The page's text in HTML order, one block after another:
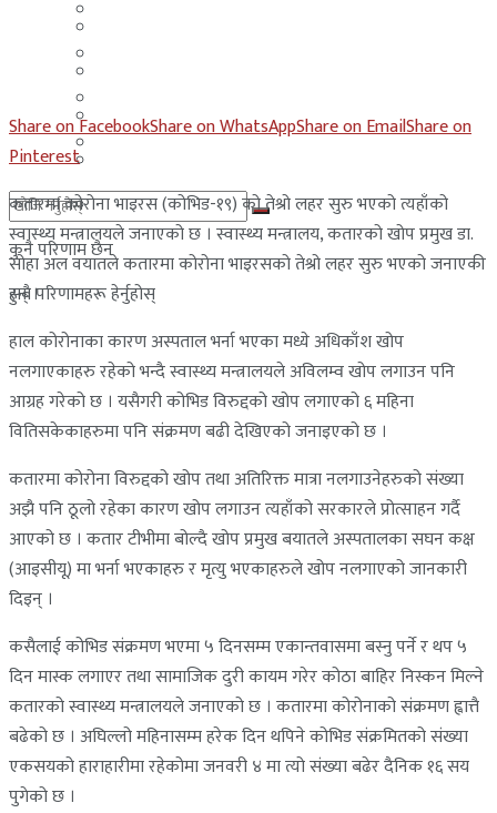
साउदी अरब
कुनै परिणाम छैन
सबै परिणामहरू हेर्नुहोस्
युएई
साउदी अरब
Share on FacebookShare on WhatsAppShare on EmailShare on
Pinterest
कतारमा कोरोना भाइरस (कोभिड-१९) को तेश्रो लहर सुरु भएको त्यहाँको
स्वास्थ्य मन्त्रालयले जनाएको छ । स्वास्थ्य मन्त्रालय, कतारको खोप प्रमुख डा.
सोहा अल वयातले कतारमा कोरोना भाइरसको तेश्रो लहर सुरु भएको जनाएकी
हुन् ।
हाल कोरोनाका कारण अस्पताल भर्ना भएका मध्ये अधिकाँश खोप
नलगाएकाहरु रहेको भन्दै स्वास्थ्य मन्त्रालयले अविलम्व खोप लगाउन पनि
आग्रह गरेको छ । यसैगरी कोभिड विरुद्दको खोप लगाएको ६ महिना
वितिसकेकाहरुमा पनि संक्रमण बढी देखिएको जनाइएको छ ।
कतारमा कोरोना विरुद्दको खोप तथा अतिरिक्त मात्रा नलगाउनेहरुको संख्या
अझै पनि ठूलो रहेका कारण खोप लगाउन त्यहाँको सरकारले प्रोत्साहन गर्दै
आएको छ । कतार टीभीमा बोल्दै खोप प्रमुख बयातले अस्पतालका सघन कक्ष
(आइसीयू) मा भर्ना भएकाहरु र मृत्यु भएकाहरुले खोप नलगाएको जानकारी
दिइन् ।
कसैलाई कोभिड संक्रमण भएमा ५ दिनसम्म एकान्तवासमा बस्नु पर्ने र थप ५
दिन मास्क लगाएर तथा सामाजिक दुरी कायम गरेर कोठा बाहिर निस्कन मिल्ने
कतारको स्वास्थ्य मन्त्रालयले जनाएको छ । कतारमा कोरोनाको संक्रमण ह्वात्तै
बढेको छ । अघिल्लो महिनासम्म हरेक दिन थपिने कोभिड संक्रमितको संख्या
एकसयको हाराहारीमा रहेकोमा जनवरी ४ मा त्यो संख्या बढेर दैनिक १६ सय
पुगेको छ ।